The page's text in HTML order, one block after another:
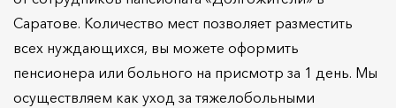
Саратове. Количество мест позволяет разместить
всех нуждающихся, вы можете оформить
пенсионера или больного на присмотр за 1 день. Мы
осуществляем как уход за тяжелобольными